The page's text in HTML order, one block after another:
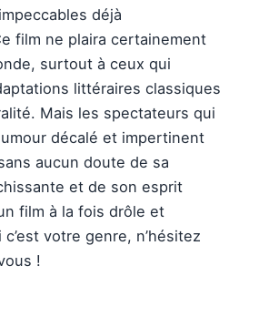
déjà
film ne plaira certainement
surtout à ceux qui
littéraires classiques
Mais les spectateurs qui
décalé et impertinent
aucun doute de sa
et de son esprit
film à la fois drôle et
votre genre, n’hésitez
!